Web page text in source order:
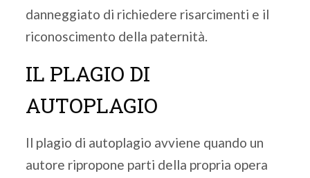
danneggiato di richiedere risarcimenti e il
riconoscimento della paternità.
IL PLAGIO DI
AUTOPLAGIO
Il plagio di autoplagio avviene quando un
autore ripropone parti della propria opera